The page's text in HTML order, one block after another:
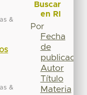
&
&
Buscar
en RI
Por
Fecha
de
publicación
Autor
Título
Materia